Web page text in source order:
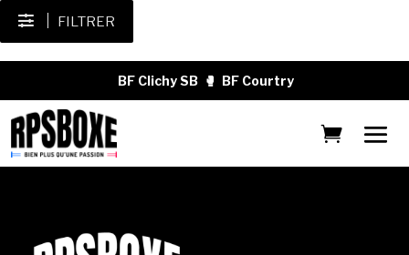
FILTRER
BF Clichy SB 🥊 BF Courtry